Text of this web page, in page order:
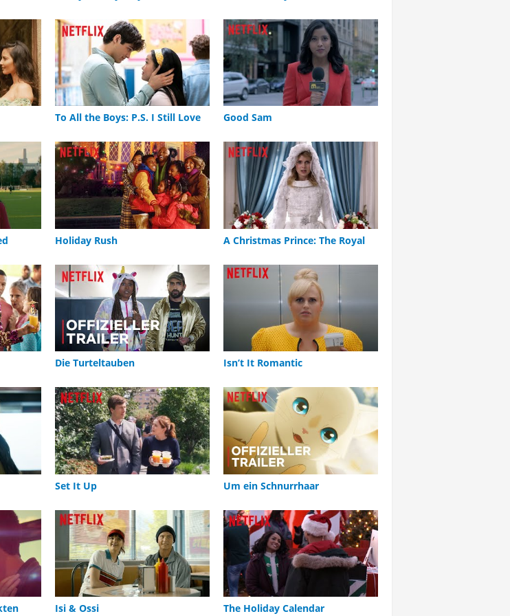
To All the Boys: P.S. I Still Love
Good Sam
Holiday Rush
A Christmas Prince: The Royal
Die Turteltauben Isn’t It Romantic
Set It Up Um ein Schnurrhaar
Isi & Ossi The Holiday Calendar